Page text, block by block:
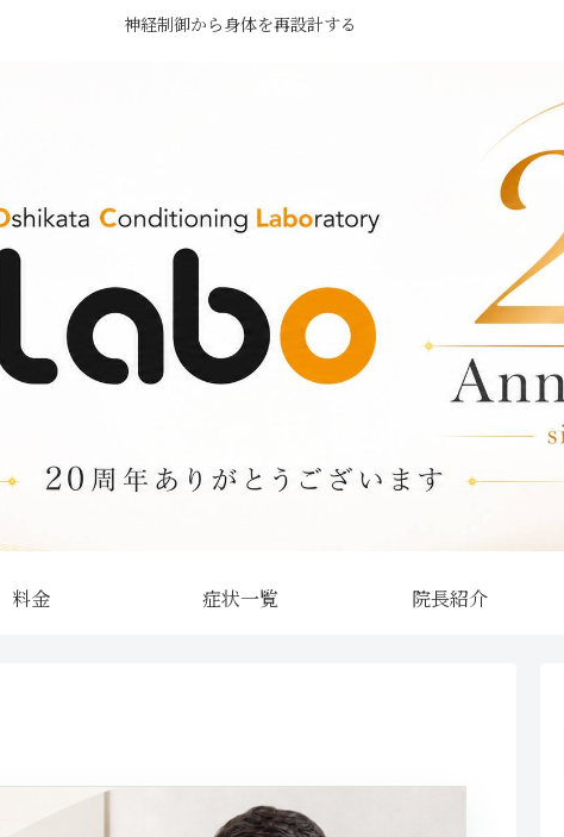
神経制御から身体を再設計する
料金 症状一覧 院長紹介